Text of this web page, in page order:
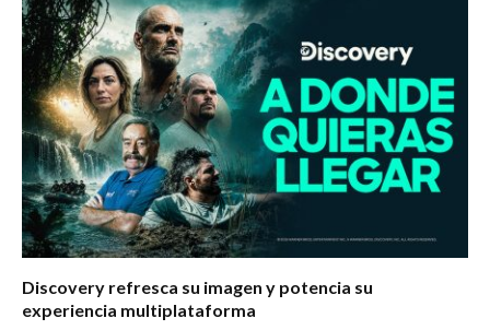
Discovery refresca su imagen y potencia su
experiencia multiplataforma